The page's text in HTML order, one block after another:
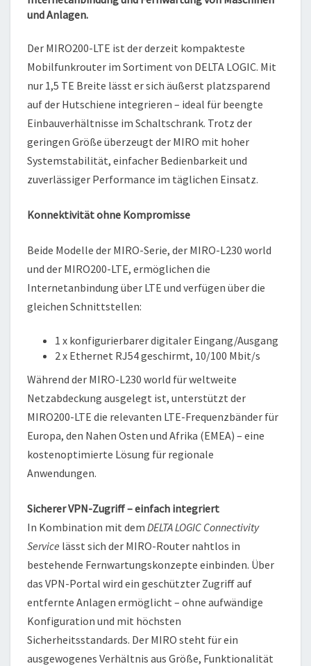
und Anlagen.
Der MIRO200-LTE ist der derzeit kompakteste
Mobilfunkrouter im Sortiment von DELTA LOGIC. Mit
nur 1,5 TE Breite lässt er sich äußerst platzsparend
auf der Hutschiene integrieren – ideal für beengte
Einbauverhältnisse im Schaltschrank. Trotz der
geringen Größe überzeugt der MIRO mit hoher
Systemstabilität, einfacher Bedienbarkeit und
zuverlässiger Performance im täglichen Einsatz.
Konnektivität ohne Kompromisse
Beide Modelle der MIRO-Serie, der MIRO-L230 world
und der MIRO200-LTE, ermöglichen die
Internetanbindung über LTE und verfügen über die
gleichen Schnittstellen:
1 x konfigurierbarer digitaler Eingang/Ausgang
2 x Ethernet RJ54 geschirmt, 10/100 Mbit/s
Während der MIRO-L230 world für weltweite
Netzabdeckung ausgelegt ist, unterstützt der
MIRO200-LTE die relevanten LTE-Frequenzbänder für
Europa, den Nahen Osten und Afrika (EMEA) – eine
kostenoptimierte Lösung für regionale
Anwendungen.
Sicherer VPN-Zugriff – einfach integriert
In Kombination mit dem DELTA LOGIC Connectivity
Service lässt sich der MIRO-Router nahtlos in
bestehende Fernwartungskonzepte einbinden. Über
das VPN-Portal wird ein geschützter Zugriff auf
entfernte Anlagen ermöglicht – ohne aufwändige
Konfiguration und mit höchsten
Sicherheitsstandards. Der MIRO steht für ein
ausgewogenes Verhältnis aus Größe, Funktionalität